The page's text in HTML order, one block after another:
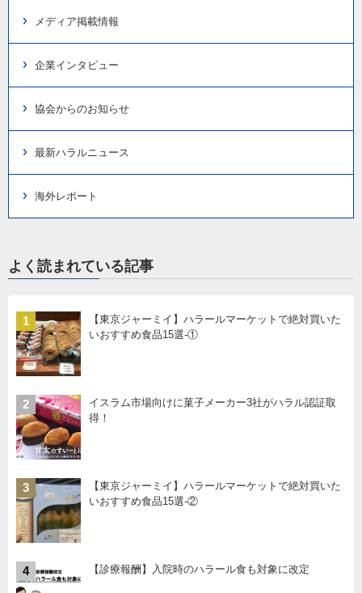
メディア掲載情報
企業インタビュー
協会からのお知らせ
最新ハラルニュース
海外レポート
よく読まれている記事
1
【東京ジャーミイ】ハラールマーケットで絶対買いた
いおすすめ食品15選-①
2
イスラム市場向けに菓子メーカー3社がハラル認証取
得！
3
【東京ジャーミイ】ハラールマーケットで絶対買いた
いおすすめ食品15選-②
4 【診療報酬】入院時のハラール食も対象に改定